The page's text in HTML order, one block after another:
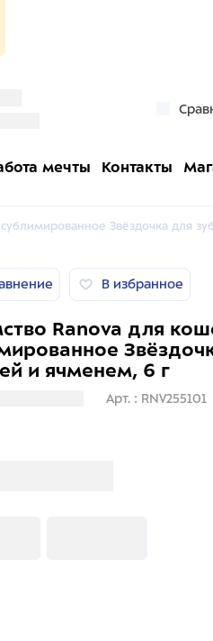
мечты Контакты
Звёздочка для
В избранное
Ranova для
и ячменем, 6 г
Арт. : RNV255101